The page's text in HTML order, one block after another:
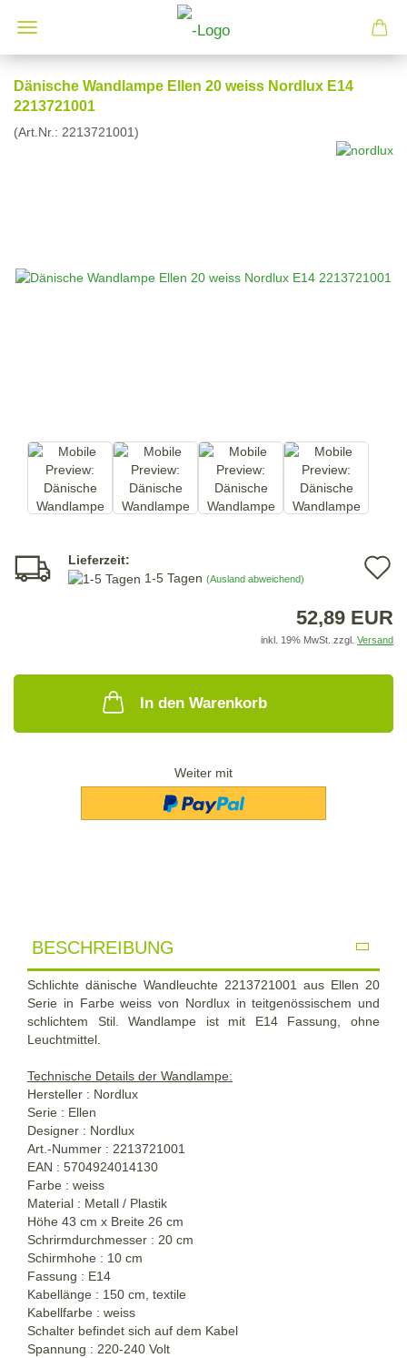
Dänische Wandlampe Ellen 20 weiss Nordlux E14
2213721001
(Art.Nr.: 2213721001)
Lieferzeit:
1-5 Tagen (Ausland abweichend)
52,89 EUR
inkl. 19% MwSt. zzgl. Versand
In den Warenkorb
Weiter mit
BESCHREIBUNG
Schlichte dänische Wandleuchte 2213721001 aus Ellen 20
Serie in Farbe weiss von Nordlux in teitgenössischem und
schlichtem Stil. Wandlampe ist mit E14 Fassung, ohne
Leuchtmittel.
Technische Details der Wandlampe:
Hersteller : Nordlux
Serie : Ellen
Designer : Nordlux
Art.-Nummer : 2213721001
EAN : 5704924014130
Farbe : weiss
Material : Metall / Plastik
Höhe 43 cm x Breite 26 cm
Schrirmdurchmesser : 20 cm
Schirmhohe : 10 cm
Fassung : E14
Kabellänge : 150 cm, textile
Kabellfarbe : weiss
Schalter befindet sich auf dem Kabel
Spannung : 220-240 Volt